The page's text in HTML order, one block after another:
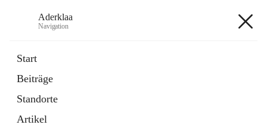
Aderklaa
Navigation
Start
Beiträge
Standorte
Artikel
6 Schnellzugriffe
Gemeinde